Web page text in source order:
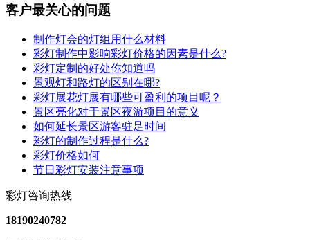
客户最关心的问题
制作灯会的灯组用什么材料
彩灯制作中影响彩灯价格的因素是什么?
彩灯定制的好处你知道吗
景观灯和路灯的区别在哪?
彩灯展花灯展有哪些可盈利的项目呢？
景区亮化对于景区夜游项目的意义
如何延长景区游客驻足时间
彩灯的制作过程是什么?
彩灯价格如何
节日彩灯安装注意事项
彩灯咨询热线
18190240782